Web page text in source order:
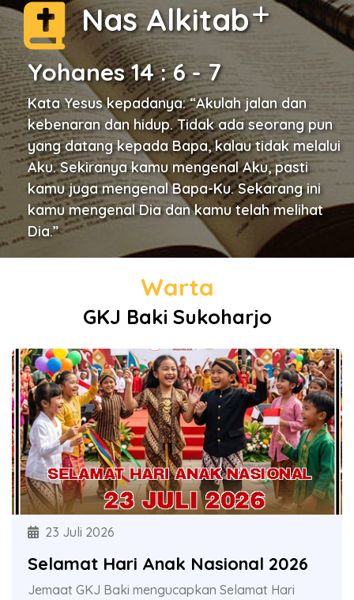
Nas Alkitab
Yohanes 14 : 6 - 7
Kata Yesus kepadanya: “Akulah jalan dan
kebenaran dan hidup. Tidak ada seorang pun
yang datang kepada Bapa, kalau tidak melalui
Aku. Sekiranya kamu mengenal Aku, pasti
kamu juga mengenal Bapa-Ku. Sekarang ini
kamu mengenal Dia dan kamu telah melihat
Dia.”
Warta
GKJ Baki Sukoharjo
23 Juli 2026
Selamat Hari Anak Nasional 2026
Jemaat GKJ Baki mengucapkan Selamat Hari
19 Juli 2026
Donor Darah GKJ Baki
Ayo donor darah di gedung magdalena GKJ Baki,